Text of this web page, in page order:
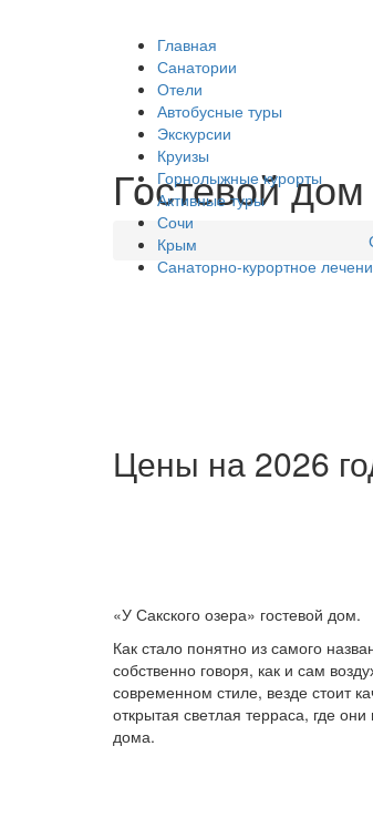
Главная
Санатории
Отели
Автобусные туры
Экскурсии
Круизы
Горнолыжные курорты
Активные туры
Сочи
Крым
Санаторно-курортное
Гостевой
Цены на 2026
«У Сакского озера» гостевой дом.
Как стало понятно из самого
собственно говоря, как и сам
современном стиле, везде стоит
открытая светлая терраса, где
дома.